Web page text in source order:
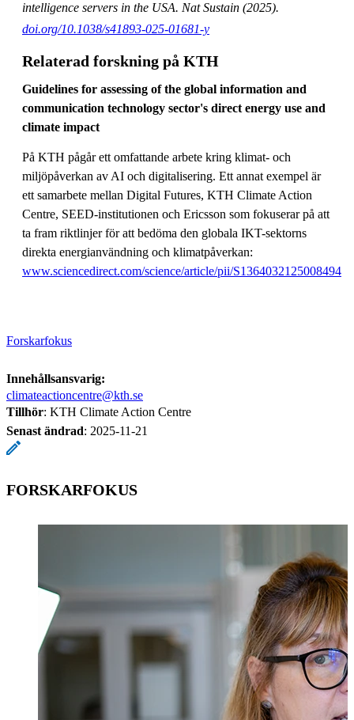
intelligence servers in the USA. Nat Sustain (2025).
doi.org/10.1038/s41893-025-01681-y
Relaterad forskning på KTH
Guidelines for assessing of the global information and
communication technology sector's direct energy use and
climate impact
På KTH pågår ett omfattande arbete kring klimat- och
miljöpåverkan av AI och digitalisering. Ett annat exempel är
ett samarbete mellan Digital Futures, KTH Climate Action
Centre, SEED-institutionen och Ericsson som fokuserar på att
ta fram riktlinjer för att bedöma den globala IKT-sektorns
direkta energianvändning och klimatpåverkan:
www.sciencedirect.com/science/article/pii/S1364032125008494
Forskarfokus
Innehållsansvarig:
climateactioncentre@kth.se
Tillhör: KTH Climate Action Centre
Senast ändrad: 2025-11-21
FORSKARFOKUS